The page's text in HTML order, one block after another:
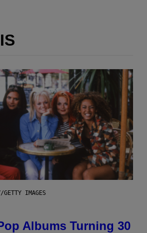
GETTY IMAGES
Albums Turning 30